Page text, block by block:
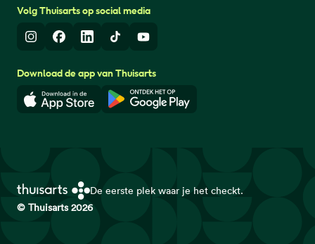
Volg Thuisarts op social media
InstagramFacebook
LinkedInTikTokYoutube
Download de app van Thuisarts
Download in de App StoreDownload in de Google Play
De eerste plek waar je het checkt.
© Thuisarts 2026